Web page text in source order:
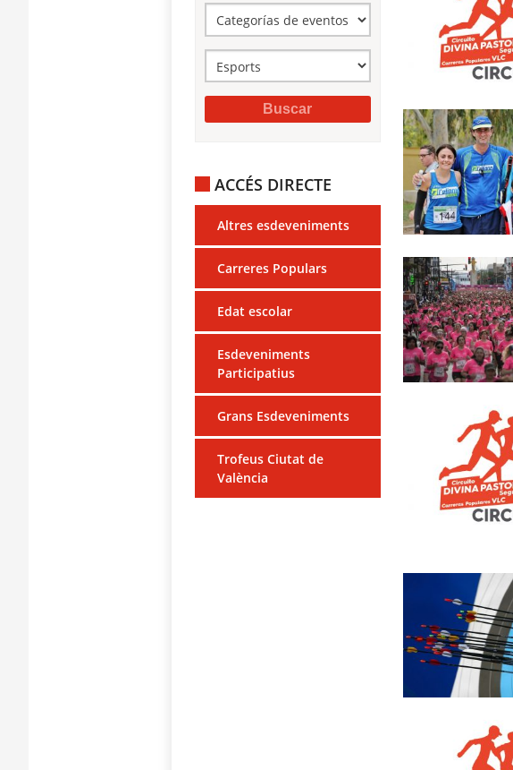
ACCÉS DIRECTE
Altres esdeveniments
Carreres Populars
Edat escolar
Esdeveniments
Participatius
Grans Esdeveniments
Trofeus Ciutat de
València